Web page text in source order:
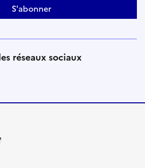
S'abonner
réseaux sociaux
page